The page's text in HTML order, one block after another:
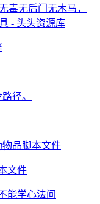
毒无后门无木马，
- 头头资源库
文件